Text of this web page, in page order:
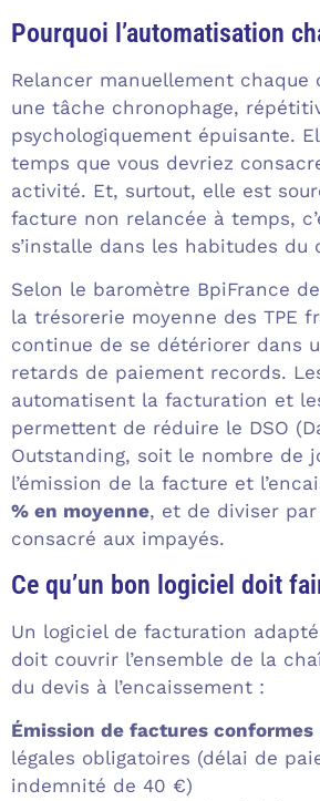
Pourquoi l’automatisation
Relancer manuellement
une tâche chronophage,
psychologiquement épuisante.
temps que vous devriez
activité. Et, surtout, elle est
facture non relancée à temps,
s’installe dans les habitudes du
Selon le baromètre BpiFrance
la trésorerie moyenne des TPE
continue de se détériorer dans
retards de paiement records.
automatisent la facturation et
permettent de réduire le DSO
Outstanding, soit le nombre de
l’émission de la facture et
% en moyenne, et de diviser
consacré aux impayés.
Ce qu’un bon logiciel doit
Un logiciel de facturation adapté
doit couvrir l’ensemble de la
du devis à l’encaissement :
Émission de factures conformes
légales obligatoires (délai de
indemnité de 40 €)